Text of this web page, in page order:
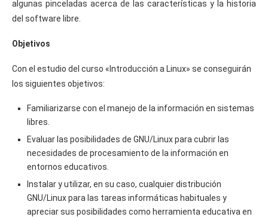
algunas pinceladas acerca de las características y la historia
del software libre.
Objetivos
Con el estudio del curso «Introducción a Linux» se conseguirán
los siguientes objetivos:
Familiarizarse con el manejo de la información en sistemas
libres.
Evaluar las posibilidades de GNU/Linux para cubrir las
necesidades de procesamiento de la información en
entornos educativos.
Instalar y utilizar, en su caso, cualquier distribución
GNU/Linux para las tareas informáticas habituales y
apreciar sus posibilidades como herramienta educativa en